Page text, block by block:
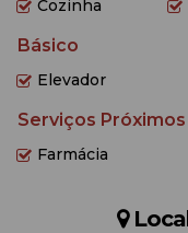
Cozinha
Básico
Elevador
Serviços Próximos
Farmácia